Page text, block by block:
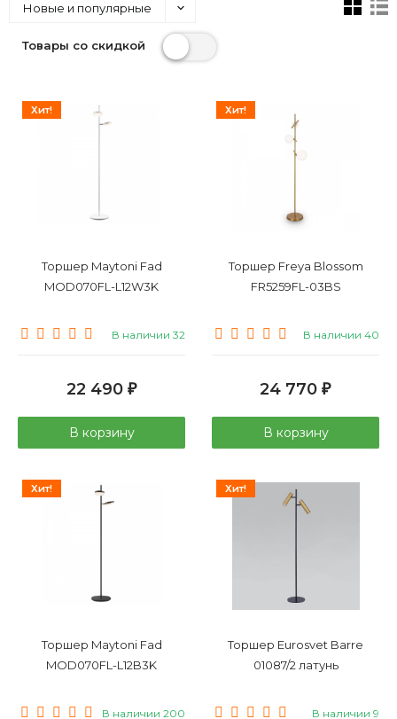
Новые и популярные
Товары со скидкой
Хит!
Торшер Maytoni Fad
MOD070FL-L12W3K
В наличии 32
22 490 ₽
В корзину
Хит!
Торшер Freya Blossom
FR5259FL-03BS
В наличии 40
24 770 ₽
В корзину
Хит!
Торшер Maytoni Fad
MOD070FL-L12B3K
В наличии 200
Хит!
Торшер Eurosvet Barre
01087/2 латунь
В наличии 9